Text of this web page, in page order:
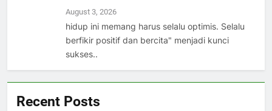
August 3, 2026
hidup ini memang harus selalu optimis. Selalu
berfikir positif dan bercita" menjadi kunci
sukses..
Recent Posts